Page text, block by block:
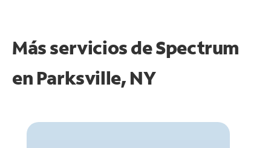
Más servicios de Spectrum
en Parksville, NY